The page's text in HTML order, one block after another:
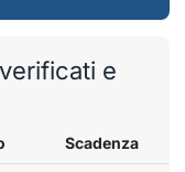
e
Scadenza